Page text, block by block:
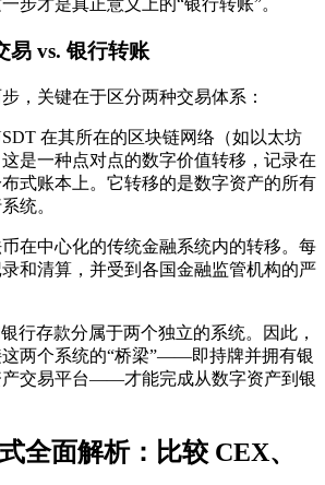
步才是真正意义上的“银行转账”。
易 vs. 银行转账
，关键在于区分两种交易体系：
在其所在的区块链网络（如以太坊
是一种点对点的数字价值转移，记录在
式账本上。它转移的是数字资产的所有
统。
币在中心化的传统金融系统内的转移。每
和清算，并受到各国金融监管机构的严
行存款分属于两个独立的系统。因此，
两个系统的“桥梁”——即持牌并拥有银
产交易平台——才能完成从数字资产到银
全面解析：比较 CEX、